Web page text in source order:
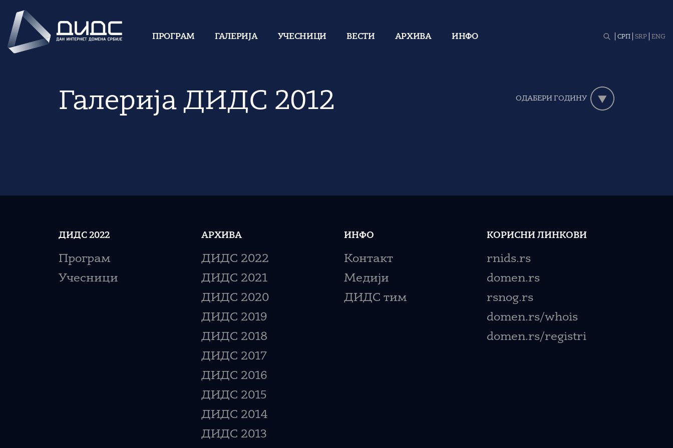
ПРОГРАМ ГАЛЕРИЈА УЧЕСНИЦИ ВЕСТИ АРХИВА ИНФО СРП SRP ENG
Галерија ДИДС 2012 ОДАБЕРИ ГОДИНУ
ДИДС 2022
Програм
Учесници
АРХИВА
ДИДС 2022
ДИДС 2021
ДИДС 2020
ДИДС 2019
ДИДС 2018
ДИДС 2017
ДИДС 2016
ДИДС 2015
ДИДС 2014
ДИДС 2013
ИНФО
Контакт
Медији
ДИДС тим
КОРИСНИ ЛИНКОВИ
rnids.rs
domen.rs
rsnog.rs
domen.rs/whois
domen.rs/registri